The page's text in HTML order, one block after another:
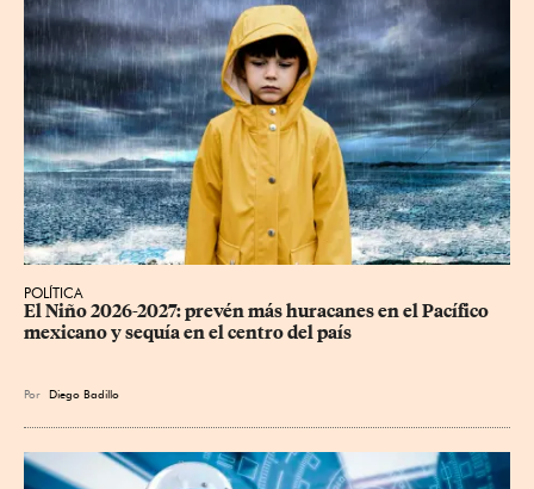
POLÍTICA
El Niño 2026-2027: prevén más huracanes en el Pacífico
mexicano y sequía en el centro del país
Por Diego Badillo